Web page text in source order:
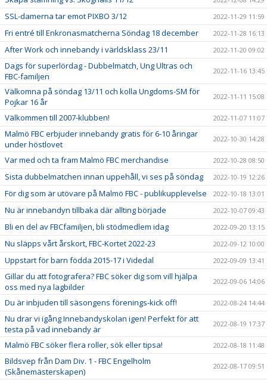
SSL-damerna tar emot PIXBO 3/12 2022-11-29 11:59
Fri entré till Enkronasmatcherna Söndag 18 december 2022-11-28 16:13
After Work och innebandy i världsklass 23/11 2022-11-20 09:02
Dags för superlördag - Dubbelmatch, Ung Ultras och
FBC-familjen
2022-11-16 13:45
Välkomna på söndag 13/11 och kolla Ungdoms-SM för
Pojkar 16 år
2022-11-11 15:08
Välkommen till 2007-klubben! 2022-11-07 11:07
Malmö FBC erbjuder innebandy gratis för 6-10 åringar
under höstlovet
2022-10-30 14:28
Var med och ta fram Malmö FBC merchandise 2022-10-28 08:50
Sista dubbelmatchen innan uppehåll, vi ses på söndag 2022-10-19 12:26
För dig som är utövare på Malmö FBC - publikupplevelse 2022-10-18 13:01
Nu är innebandyn tillbaka där allting började 2022-10-07 09:43
Bli en del av FBCfamiljen, bli stödmedlem idag 2022-09-20 13:15
Nu släpps vårt årskort, FBC-Kortet 2022-23 2022-09-12 10:00
Uppstart för barn födda 2015-17 i Videdal 2022-09-09 13:41
Gillar du att fotografera? FBC söker dig som vill hjälpa
oss med nya lagbilder
2022-09-06 14:06
Du är inbjuden till säsongens förenings-kick off! 2022-08-24 14:44
Nu drar vi igång Innebandyskolan igen! Perfekt för att
testa på vad innebandy är
2022-08-19 17:37
Malmö FBC söker flera roller, sök eller tipsa! 2022-08-18 11:48
Bildsvep från Dam Div. 1 - FBC Engelholm
(Skånemästerskapen)
2022-08-17 09:51